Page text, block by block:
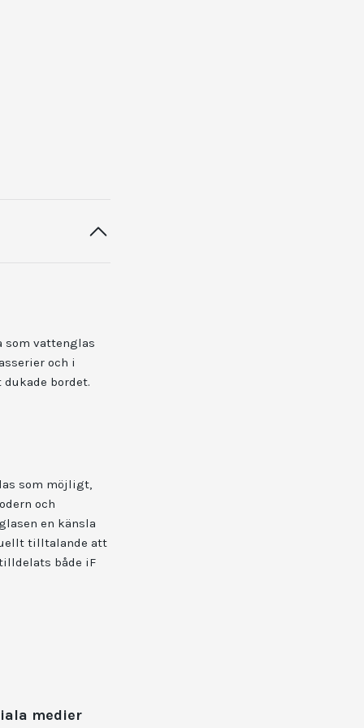
som vattenglas
och i
bordet.
som möjligt,
och
en känsla
tilltalande att
både iF
medier